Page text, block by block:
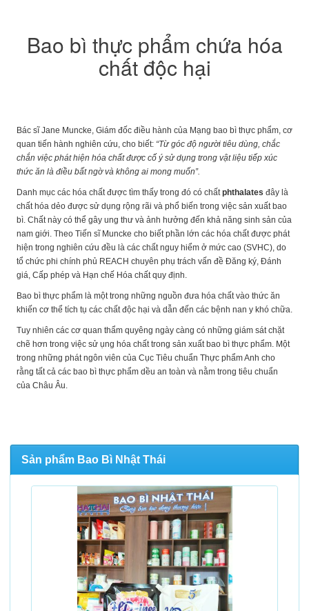
Bao bì thực phẩm chứa hóa
chất độc hại
Bác sĩ Jane Muncke, Giám đốc điều hành của Mạng bao bì thực phẩm, cơ
quan tiến hành nghiên cứu, cho biết: “Từ góc độ người tiêu dùng, chắc
chắn việc phát hiện hóa chất được cố ý sử dụng trong vật liệu tiếp xúc
thức ăn là điều bất ngờ và không ai mong muốn”.
Danh mục các hóa chất được tìm thấy trong đó có chấtphthalates đây là
chất hóa dẻo được sử dụng rộng rãi và phổ biến trong việc sản xuất bao
bì. Chất này có thể gây ung thư và ảnh hưởng đến khả năng sinh sản của
nam giới. Theo Tiến sĩ Muncke cho biết phần lớn các hóa chất được phát
hiện trong nghiên cứu đều là các chất nguy hiểm ở mức cao (SVHC), do
tổ chức phi chính phủ REACH chuyên phụ trách vấn đề Đăng ký, Đánh
giá, Cấp phép và Hạn chế Hóa chất quy định.
Bao bì thực phẩm là một trong những nguồn đưa hóa chất vào thức ăn
khiến cơ thể tích tụ các chất độc hại và dẫn đến các bệnh nan y khó chữa.
Tuy nhiên các cơ quan thẩm quyêng ngày càng có những giám sát chặt
chẽ hơn trong việc sử ụng hóa chất trong sản xuất bao bì thực phẩm. Một
trong những phát ngôn viên của Cục Tiêu chuẩn Thực phẩm Anh cho
rằng tất cả các bao bì thực phẩm dều an toàn và nằm trong tiêu chuẩn
của Châu Âu.
Sản phẩm Bao Bì Nhật Thái